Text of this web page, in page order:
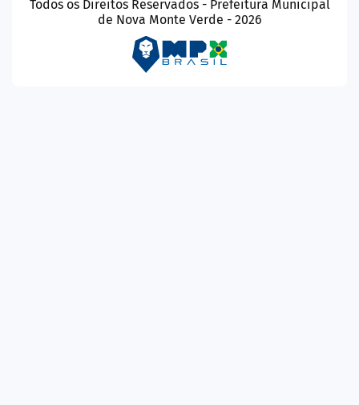
Todos os Direitos Reservados - Prefeitura Municipal
de Nova Monte Verde - 2026